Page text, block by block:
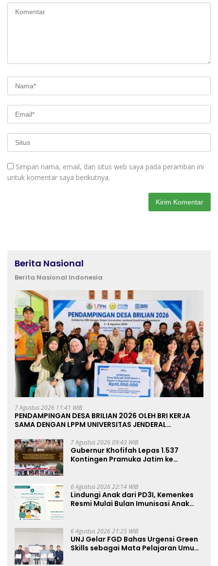
Simpan nama, email, dan situs web saya pada peramban ini
untuk komentar saya berikutnya.
Berita Nasional
Berita Nasional Indonesia
7 Agustus 2026 11:41 WIB
PENDAMPINGAN DESA BRILIAN 2026 OLEH BRI KERJA
SAMA DENGAN LPPM UNIVERSITAS JENDERAL
7 Agustus 2026 09:43 WIB
Gubernur Khofifah Lepas 1.537
Kontingen Pramuka Jatim ke
Persatuan dan Semangat
Nasionalisme
6 Agustus 2026 22:14 WIB
Lindungi Anak dari PD3I, Kemenkes
Resmi Mulai Bulan Imunisasi Anak
6 Agustus 2026 21:25 WIB
UNJ Gelar FGD Bahas Urgensi Green
Skills sebagai Mata Pelajaran Umum